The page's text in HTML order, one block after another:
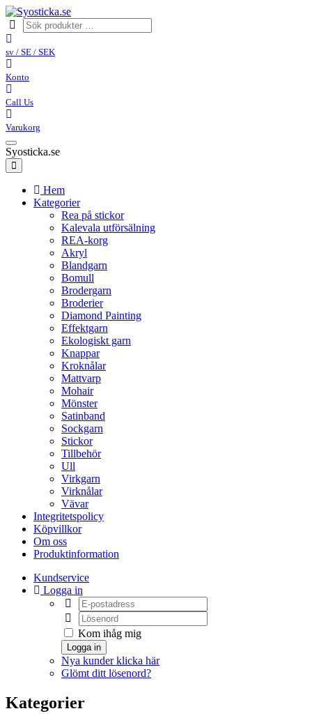
sv / SE / SEK
Konto
Call Us
Varukorg
Syosticka.se
Hem
Kategorier
Rea på stickor
Kalevala utförsälning
REA-korg
Akryl
Blandgarn
Bomull
Brodergarn
Broderier
Diamond Painting
Effektgarn
Ekologiskt garn
Knappar
Kroknålar
Mattvarp
Mohair
Mönster
Satinband
Sockgarn
Stickor
Tillbehör
Ull
Virkgarn
Virknålar
Vävar
Integritetspolicy
Köpvillkor
Om oss
Produktinformation
Kundservice
Logga in
Kom ihåg mig
Logga in
Nya kunder klicka här
Glömt ditt lösenord?
Kategorier